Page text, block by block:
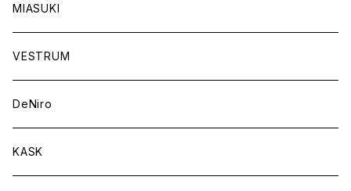
キャップ
アスコットタイ
バッグ
ネクタイ
バンデージ
ラグ
レディス
競技用ジャケット
キュロット
メンズ
競技用ジャケット
キュロット
MIASUKI
VESTRUM
DeNiro
KASK